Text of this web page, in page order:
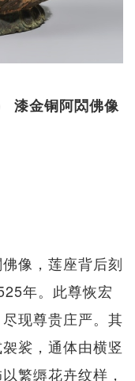
漆金铜阿閦佛像
像，莲座背后刻
年。此尊恢宏
现尊贵庄严。其
裟，通体由横竖
繁缛花卉纹样，